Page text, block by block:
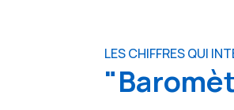
LES CHIFFRES QUI